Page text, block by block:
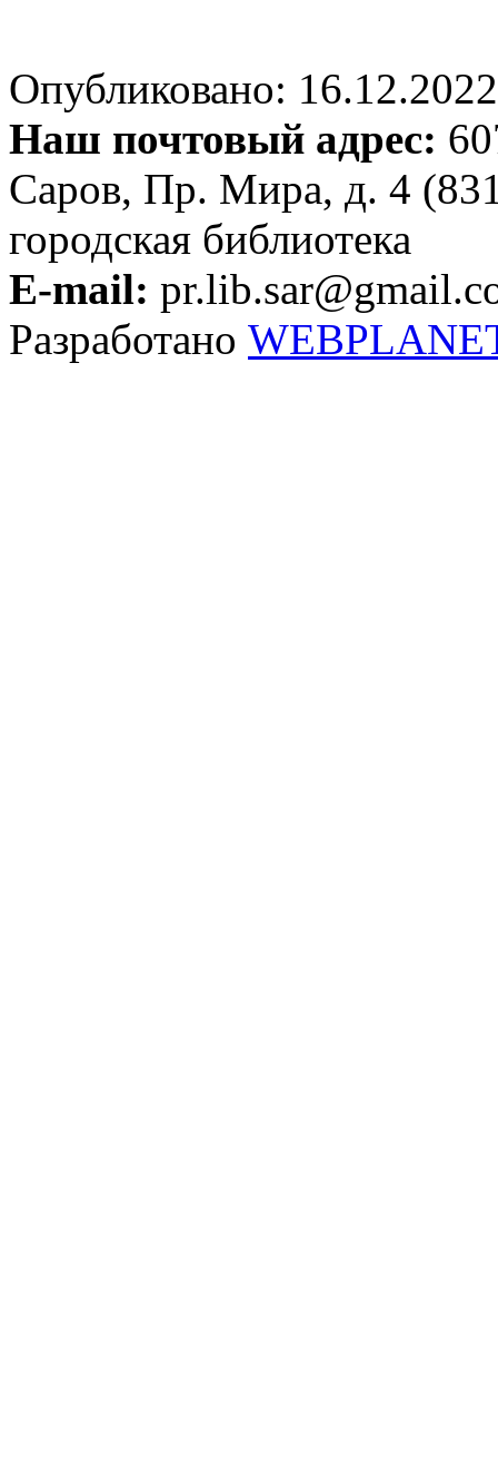
Опубликовано:
Наш почтовый адрес:
Саров, Пр. Мира, д. 4
городская библиотека
E-mail:
Разработано